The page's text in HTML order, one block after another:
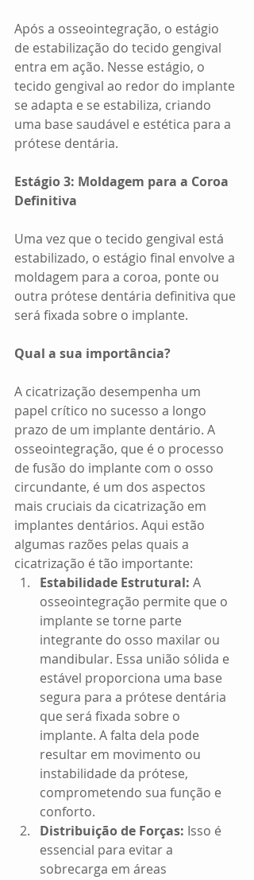
Após a osseointegração, o estágio
de estabilização do tecido gengival
entra em ação. Nesse estágio, o
tecido gengival ao redor do implante
se adapta e se estabiliza, criando
uma base saudável e estética para a
prótese dentária.
Estágio 3: Moldagem para a Coroa
Definitiva
Uma vez que o tecido gengival está
estabilizado, o estágio final envolve a
moldagem para a coroa, ponte ou
outra prótese dentária definitiva que
será fixada sobre o implante.
Qual a sua importância?
A cicatrização desempenha um
papel crítico no sucesso a longo
prazo de um implante dentário. A
osseointegração, que é o processo
de fusão do implante com o osso
circundante, é um dos aspectos
mais cruciais da cicatrização em
implantes dentários. Aqui estão
algumas razões pelas quais a
cicatrização é tão importante:
Estabilidade Estrutural: A
osseointegração permite que o
implante se torne parte
integrante do osso maxilar ou
mandibular. Essa união sólida e
estável proporciona uma base
segura para a prótese dentária
que será fixada sobre o
implante. A falta dela pode
resultar em movimento ou
instabilidade da prótese,
comprometendo sua função e
conforto.
Distribuição de Forças: Isso é
essencial para evitar a
sobrecarga em áreas